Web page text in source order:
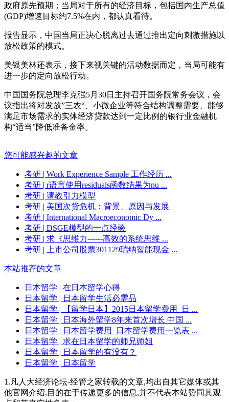
政府原先预期；当局对于所有的经济目标，包括国内生产总值
(GDP)增速目标约7.5%在内，都认真看待。
报告显示，中国当局正决心脱离过去通过推出定向刺激措施以
放松政策的模式。
美银美林还表示，接下来视关键的活动数据而定，当局可能有
进一步的定向放松行动。
中国国务院总理李克强5月30日主持召开国务院常务会议，会
议指出将对发放”三农“、小微企业等符合结构调整需要、能够
满足市场需求的实体经济贷款达到一定比例的银行业金融机
构“适当”降低准备金率。
您可能感兴趣的文章
考研 | Work Experience Sample 工作经历 ...
考研 | r语言使用residuals函数结果为nu ...
考研 | 请教引力模型
考研 | 美国次贷危机：背景、原因与发展
考研 | International Macroeconomic Dy ...
考研 | DSGE模型的一点经验
考研 | 求《思维力------高效的系统思维 ...
考研 | 上市公司股票301129瑞纳智能现金 ...
本站推荐的文章
日本留学 | 在日本留学心得
日本留学 | 日本留学生活必需品
日本留学 | 【留学日本】2015日本留学费用_日 ...
日本留学 | 日本海外留学8年来首次增长 中国 ...
日本留学 | 日本留学费用_日本留学费用一览表 ...
日本留学 | 求在日本留学的师兄师姐
日本留学 | 日本留学的有没有？
日本留学 | 日本留学
1.凡人大经济论坛-经管之家转载的文章,均出自其它媒体或其
他官网介绍,目的在于传递更多的信息,并不代表本站赞同其观